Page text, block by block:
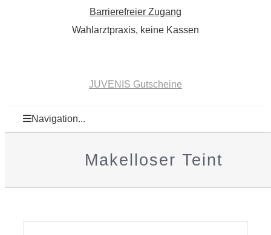
Barrierefreier Zugang
Wahlarztpraxis, keine Kassen
JUVENIS Gutscheine
Navigation...
Makelloser Teint